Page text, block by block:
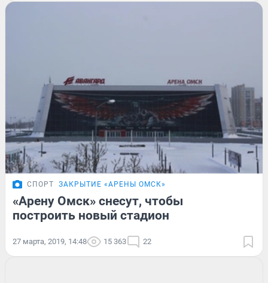
СПОРТ ЗАКРЫТИЕ «АРЕНЫ ОМСК»
«Арену Омск» снесут, чтобы
построить новый стадион
27 марта, 2019, 14:48 15 363 22